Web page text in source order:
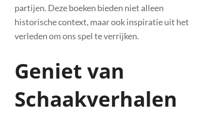
partijen. Deze boeken bieden niet alleen
historische context, maar ook inspiratie uit het
verleden om ons spel te verrijken.
Geniet van
Schaakverhalen